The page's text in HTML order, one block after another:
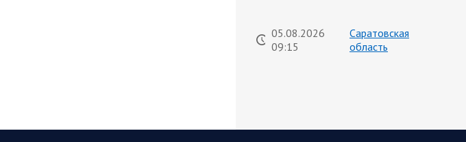
05.08.2026
09:15
Саратовская
область
благополучия населения обсудил